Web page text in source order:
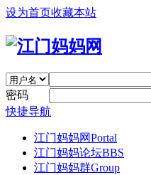
设为首页收藏本站
密码
快捷导航
江门妈妈网Portal
江门妈妈论坛BBS
江门妈妈群Group